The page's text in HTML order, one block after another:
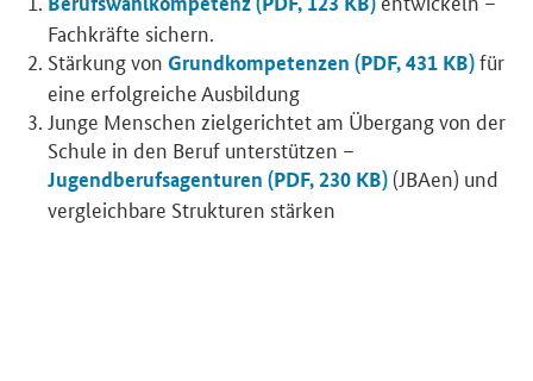
Fachkräfte sichern.
Stärkung von Grundkompetenzen (PDF, 431 KB)für
eine erfolgreiche Ausbildung
Junge Menschen zielgerichtet am Übergang von der
Schule in den Beruf unterstützen –
Jugendberufsagenturen (PDF, 230 KB)(JBAen) und
vergleichbare Strukturen stärken